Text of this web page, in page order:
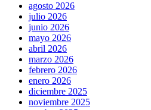
agosto 2026
julio 2026
junio 2026
mayo 2026
abril 2026
marzo 2026
febrero 2026
enero 2026
diciembre 2025
noviembre 2025